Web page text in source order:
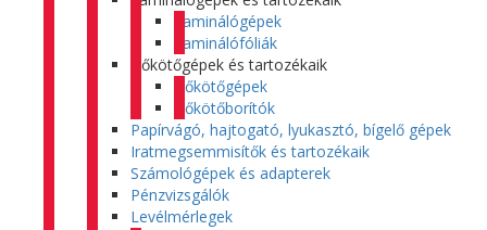
Laminálógépek
Laminálófóliák
Hőkötőgépek és tartozékaik
Hőkötőgépek
Hőkötőborítók
Papírvágó, hajtogató, lyukasztó, bígelő gépek
Iratmegsemmisítők és tartozékaik
Számológépek és adapterek
Pénzvizsgálók
Levélmérlegek